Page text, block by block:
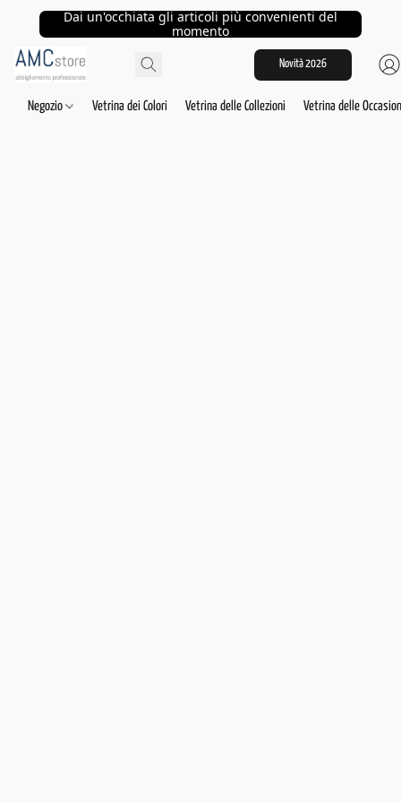
Dai un'occhiata gli articoli più convenienti del
momento
Novità 2026
Negozio Vetrina dei Colori Vetrina delle Collezioni Vetrina delle